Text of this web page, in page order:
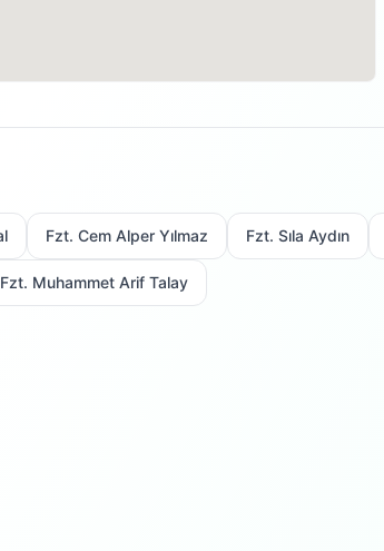
Fzt. Cem Alper Yılmaz Fzt. Sıla Aydın
Fzt. Muhammet Arif Talay